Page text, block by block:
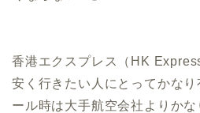
香港エクスプレス（HK
安く行きたい人にとってかな
ール時は大手航空会社よりか